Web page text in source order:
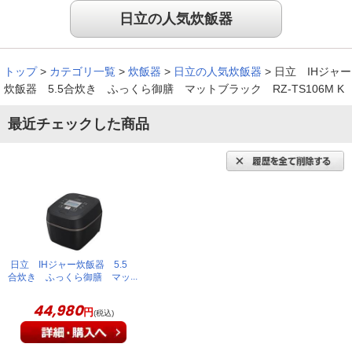
違いに驚き！
今まで使っていたのは特別な機能などは付いてない普通のもの
でした。別に不満もなく使っていましたが、初めてこれでご飯
食べているという実感が強く感じられました。
い
さっそく炊飯器の性能を確認しましたが、炊きあがったごはん
はもちもちとして、大変美味しくいただけました。本当に購入
日立の人気炊飯器
トップ > カテゴリ一覧 > 炊飯器 > 日立の人気炊飯器 > 日立 IHジャー
炊飯器 5.5合炊き ふっくら御膳 マットブラック RZ-TS106M K
最近チェックした商品
日立 IHジャー炊飯器 5.5
合炊き ふっくら御膳 マッ
44,980円(税込)